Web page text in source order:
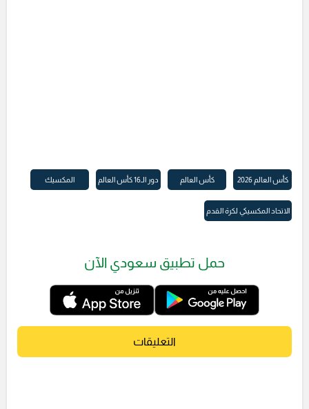
كأس العالم 2026 كأس العالم دور الـ16 كأس العالم المكسيك
الاتحاد المكسيكي لكرة القدم
حمل تطبيق سعودي الآن
التعليقات